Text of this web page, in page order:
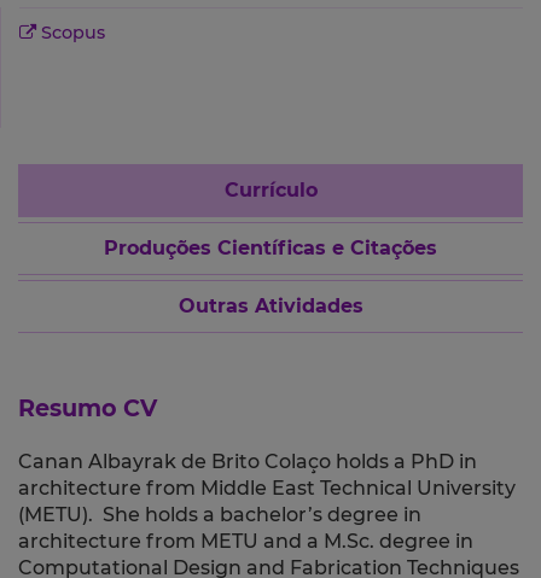
Scopus
Currículo
Produções Científicas e Citações
Outras Atividades
Resumo CV
Canan Albayrak de Brito Colaço holds a PhD in
architecture from Middle East Technical University
(METU). She holds a bachelor’s degree in
architecture from METU and a M.Sc. degree in
Computational Design and Fabrication Techniques